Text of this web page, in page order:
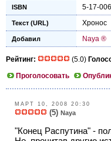
ISBN 5-17-
Текст (URL) Хронос
Добавил Naya ®
Рейтинг: (5.0)
Проголосовать
МАРТ 10, 2008 20:30
(5) Naya
"Конец Распутина" -